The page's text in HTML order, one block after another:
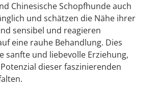
Chinesische Schopfhunde auch
und schätzen die Nähe ihrer
sensibel und reagieren
eine rauhe Behandlung. Dies
sanfte und liebevolle Erziehung,
dieser faszinierenden